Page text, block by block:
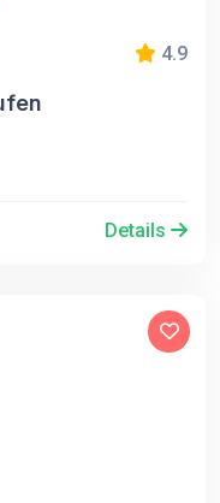
4.9
Details